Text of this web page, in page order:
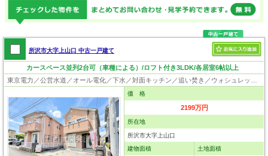
所沢市大字上山口 中古一戸建て
カースペース並列2台可（車種による）/ロフト付き3LDK/各居室6帖以上
価 格
2199万円
所在地
所沢市大字上山口
建物面積 土地面積